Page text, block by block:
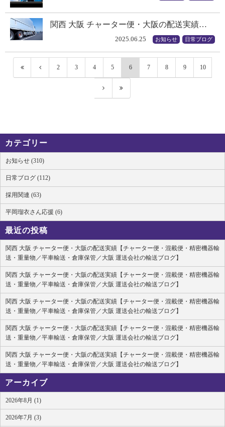
関西 大阪 チャーター便・大阪の配送実績…
2025.06.25 お知らせ 日常ブログ
2 3 4 5 6 7 8 9 10
カテゴリー
お知らせ (310)
日常ブログ (112)
採用関連 (63)
平岡瑠衣さん応援 (6)
最近の投稿
関西 大阪 チャーター便・大阪の配送実績【チャーター便・混載便・精密機器輸
送・重量物／平車輸送・倉庫保管／大阪 運送会社の輸送ブログ】
関西 大阪 チャーター便・大阪の配送実績【チャーター便・混載便・精密機器輸
送・重量物／平車輸送・倉庫保管／大阪 運送会社の輸送ブログ】
関西 大阪 チャーター便・大阪の配送実績【チャーター便・混載便・精密機器輸
送・重量物／平車輸送・倉庫保管／大阪 運送会社の輸送ブログ】
関西 大阪 チャーター便・大阪の配送実績【チャーター便・混載便・精密機器輸
送・重量物／平車輸送・倉庫保管／大阪 運送会社の輸送ブログ】
関西 大阪 チャーター便・大阪の配送実績【チャーター便・混載便・精密機器輸
送・重量物／平車輸送・倉庫保管／大阪 運送会社の輸送ブログ】
アーカイブ
2026年8月 (1)
2026年7月 (3)